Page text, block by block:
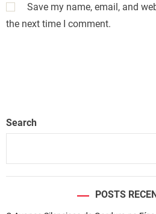
Save my name, email, and
the next time I comment.
Search
POSTS